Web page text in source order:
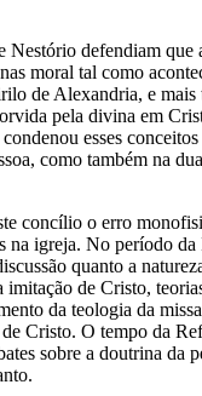
Nestório defendiam que
moral tal como
de Alexandria, e mais
pela divina em
esses conceitos
como também na
concílio o erro
na igreja. No período da
quanto a
imitação de Cristo,
da teologia da
Cristo. O tempo da
sobre a doutrina da